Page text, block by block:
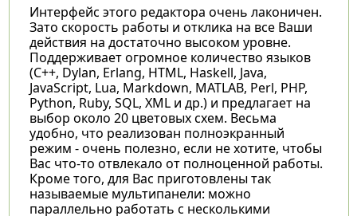
Интерфейс этого редактора очень лаконичен.
Зато скорость работы и отклика на все Ваши
действия на достаточно высоком уровне.
Поддерживает огромное количество языков
(C++, Dylan, Erlang, HTML, Haskell, Java,
JavaScript, Lua, Markdown, MATLAB, Perl, PHP,
Python, Ruby, SQL, XML и др.) и предлагает на
выбор около 20 цветовых схем. Весьма
удобно, что реализован полноэкранный
режим - очень полезно, если не хотите, чтобы
Вас что-то отвлекало от полноценной работы.
Кроме того, для Вас приготовлены так
называемые мультипанели: можно
параллельно работать с несколькими